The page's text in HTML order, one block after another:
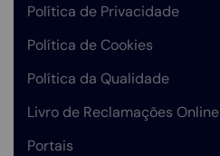
Política de Privacidade
Política de Cookies
Política da Qualidade
Livro de Reclamações Online
Portais